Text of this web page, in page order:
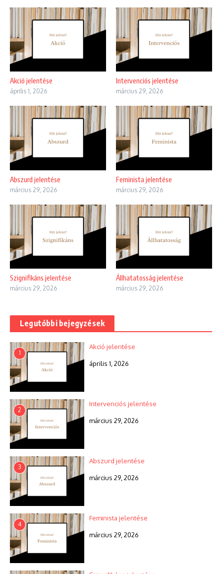
Akció jelentése
április 1, 2026
Intervenciós jelentése
március 29, 2026
Abszurd jelentése
március 29, 2026
Feminista jelentése
március 29, 2026
Szignifikáns jelentése
március 29, 2026
Állhatatosság jelentése
március 29, 2026
Legutóbbi bejegyzések
1
Akció jelentése
április 1, 2026
2
Intervenciós jelentése
március 29, 2026
3
Abszurd jelentése
március 29, 2026
4
Feminista jelentése
március 29, 2026